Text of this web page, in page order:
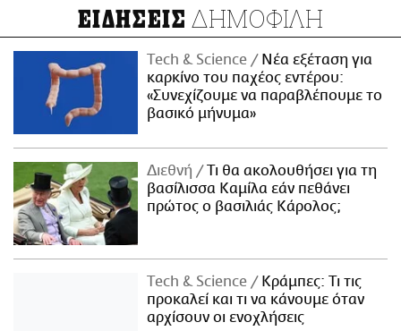
ΕΙΔΗΣΕΙΣ ΔΗΜΟΦΙΛΗ
Τech & Science
Νέα εξέταση για
καρκίνο του παχέος εντέρου:
«Συνεχίζουμε να παραβλέπουμε το
βασικό μήνυμα»
Διεθνή
Τι θα ακολουθήσει για τη
βασίλισσα Καμίλα εάν πεθάνει
πρώτος ο βασιλιάς Κάρολος;
Τech & Science
Κράμπες: Τι τις
προκαλεί και τι να κάνουμε όταν
αρχίσουν οι ενοχλήσεις